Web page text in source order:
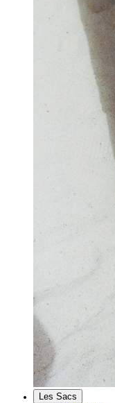
Les Sacs